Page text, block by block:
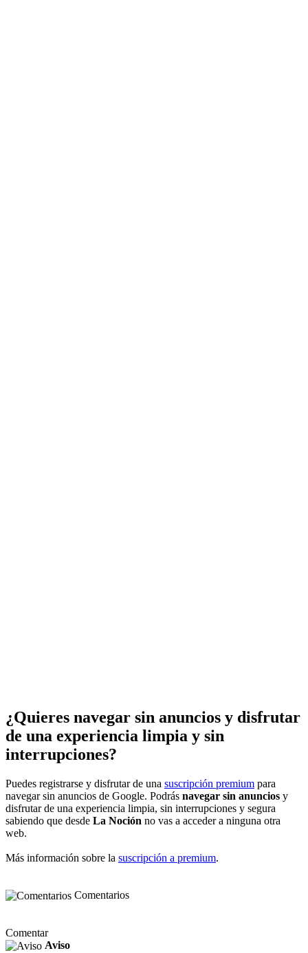
¿Quieres navegar sin anuncios y disfrutar
de una experiencia limpia y sin
interrupciones?
Puedes registrarse y disfrutar de una suscripción premium para
navegar sin anuncios de Google. Podrás navegar sin anuncios y
disfrutar de una experiencia limpia, sin interrupciones y segura
sabiendo que desde La Noción no vas a acceder a ninguna otra
web.
Más información sobre la suscripción a premium.
Comentarios
Comentar
Aviso